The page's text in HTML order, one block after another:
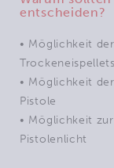
entscheiden?
• Möglichkeit
• Möglichkeit
Pistole
• Möglichkeit
Pistolenlicht